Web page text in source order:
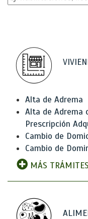
Alta de Adrema
Alta de Adrema
Prescripción
Cambio de
Cambio de
MÁS TRÁMITES